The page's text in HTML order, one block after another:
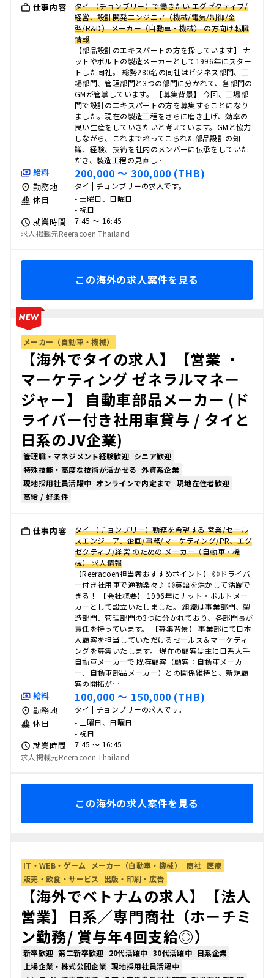
仕事内容
タイ （チョンブリー）で働きたい エグゼクティブ/
経営、設計開発エンジニア（機械/電気/制御/金
型/R&D） メーカー（自動車・機械） の方向け転職
情報
【部品設計のエキスパートの方を探しています】 ナ
ットやボルトの製造メーカーとして1996年にスター
トした同社。 総勢280名の同社はビジネス部門、工
場部門、管理部門と3つの部門に分かれて、各部門の
GMが管掌しています。 【募集背景】 今回、工場部
門で設計のエキスパートの方を募集することになり
ました。現在の製造工程をさらに磨き上げ、効率の
良い生産をしていきたいと考えています。GMと協力
しながら、これまで培ってこられた部品設計の知
識、経験、技術を社内のメンバーに伝承をしていた
だき、製造工程の見直し…
給料 200,000 〜 300,000 (THB)
勤務地 タイ | チョンブリーの求人です。
休日
- 土曜日、日曜日
- 祝日
就業時間
7:45 〜 16:45
求人掲載元Reeracoen Thailand
この海外の求人案件を見る
メーカー（自動車・機械）
【海外でタイの求人】【営業 ・
マーケティング ゼネラルマネー
ジャー】 自動車部品メーカー (ド
ライバー付き社用車貸与 / タイと
日系のJV企業)
管理職・マネジメント経験歓迎 シニア歓迎
特殊技能・高度な技術が活かせる 外資系企業
現地採用社員活躍中 オンラインで内定まで 現地在住者歓迎
高給 / 好条件
仕事内容
タイ （チョンブリー）勤務を希望する 営業/セール
スエンジニア、企画/事務/マーケティング/PR、エグ
ゼクティブ/経営 のための メーカー（自動車・機
械） 求人情報
【Reeracoen担当者おすすめポイント】 ◎ドライバ
ー付き社用車で通勤楽々♪ ◎英語を活かして活躍で
きる！ 【会社概要】 1996年にナット・ボルトメー
カーとして設立いたしました。 組織は事業部門、製
造部門、管理部門の3つに分かれており、各部門長が
責任を持っています。 【募集背景】 事業部にて日本
人顧客を担当していただけるセールス＆マーケティ
ングを募集いたします。 現在の顧客は主に日系大手
自動車メーカーで 既存顧客（顧客：自動車メーカ
ー、自動車部品メーカー）との関係維持と、新規顧
客の開拓が…
給料 100,000 〜 150,000 (THB)
勤務地 タイ | チョンブリーの求人です。
休日
- 土曜日、日曜日
- 祝日
就業時間
7:45 〜 16:45
求人掲載元Reeracoen Thailand
この海外の求人案件を見る
IT・WEB・ゲーム メーカー（自動車・機械） 商社 医療
販売・飲食・サービス
出版・印刷・広告
【海外でベトナムの求人】【法人
営業】日系／専門商社（ホーチミ
ン勤務/ 賞与年4回支給◎）
新卒歓迎 第二新卒歓迎 20代活躍中 30代活躍中 日系企業
上場企業・株式公開企業 現地採用社員活躍中